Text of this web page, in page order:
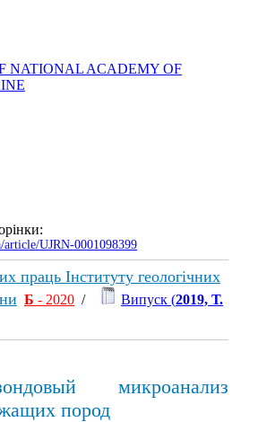
NATIONAL ACADEMY OF
article/UJRN-0001098399
праць Інституту геологічних
Б - 2020 / Випуск (2019, Т.
зондовый микроанализ
пород